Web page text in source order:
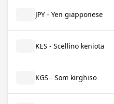
JPY - Yen giapponese
KES - Scellino keniota
KGS - Som kirghiso